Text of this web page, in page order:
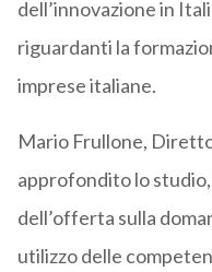
dell’innovazione in
riguardanti la
imprese italiane.
Mario Frullone,
approfondito lo
dell’offerta sulla
utilizzo delle